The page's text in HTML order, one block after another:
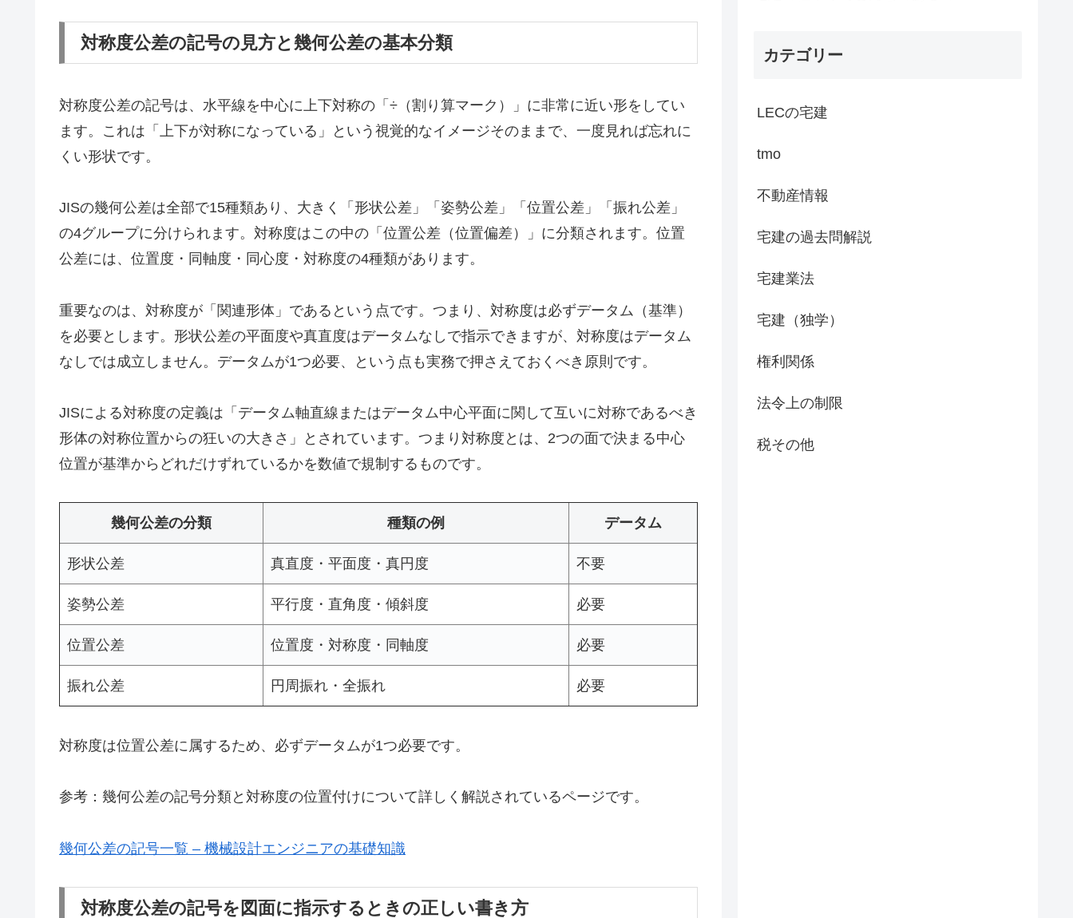
対称度公差の記号の見方と幾何公差の基本分類
対称度公差の記号は、水平線を中心に上下対称の「÷（割り算マーク）」に非常に近い形をしてい
ます。これは「上下が対称になっている」という視覚的なイメージそのままで、一度見れば忘れに
くい形状です。
JISの幾何公差は全部で15種類あり、大きく「形状公差」「姿勢公差」「位置公差」「振れ公差」
の4グループに分けられます。対称度はこの中の「位置公差（位置偏差）」に分類されます。位置
公差には、位置度・同軸度・同心度・対称度の4種類があります。
重要なのは、対称度が「関連形体」であるという点です。つまり、対称度は必ずデータム（基準）
を必要とします。形状公差の平面度や真直度はデータムなしで指示できますが、対称度はデータム
なしでは成立しません。データムが1つ必要、という点も実務で押さえておくべき原則です。
JISによる対称度の定義は「データム軸直線またはデータム中心平面に関して互いに対称であるべき
形体の対称位置からの狂いの大きさ」とされています。つまり対称度とは、2つの面で決まる中心
位置が基準からどれだけずれているかを数値で規制するものです。
幾何公差の分類 種類の例 データム
形状公差 真直度・平面度・真円度 不要
姿勢公差 平行度・直角度・傾斜度 必要
位置公差 位置度・対称度・同軸度 必要
振れ公差 円周振れ・全振れ 必要
対称度は位置公差に属するため、必ずデータムが1つ必要です。
参考：幾何公差の記号分類と対称度の位置付けについて詳しく解説されているページです。
幾何公差の記号一覧 – 機械設計エンジニアの基礎知識
対称度公差の記号を図面に指示するときの正しい書き方
カテゴリー
LECの宅建
tmo
不動産情報
宅建の過去問解説
宅建業法
宅建（独学）
権利関係
法令上の制限
税その他